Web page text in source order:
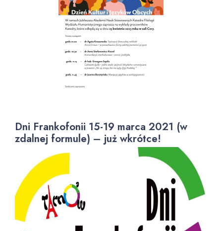
Dni Frankofonii 15-19 marca 2021 (w
zdalnej formule) – już wkrótce!